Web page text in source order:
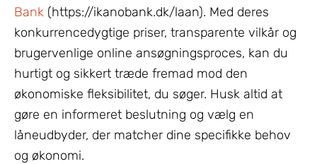
Bank (https://ikanobank.dk/laan). Med deres
konkurrencedygtige priser, transparente vilkår og
brugervenlige online ansøgningsproces, kan du
hurtigt og sikkert træde fremad mod den
økonomiske fleksibilitet, du søger. Husk altid at
gøre en informeret beslutning og vælg en
låneudbyder, der matcher dine specifikke behov
og økonomi.